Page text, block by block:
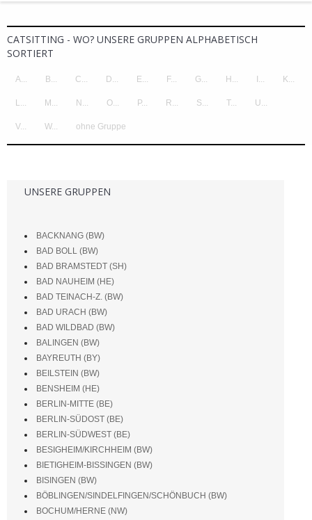
CATSITTING - WO? UNSERE GRUPPEN ALPHABETISCH
SORTIERT
A... B... C... D... E... F... G... H... I... K...
L... M... N... O... P... R... S... T... U...
V... W... ohne Gruppe
UNSERE GRUPPEN
BACKNANG (BW)
BAD BOLL (BW)
BAD BRAMSTEDT (SH)
BAD NAUHEIM (HE)
BAD TEINACH-Z. (BW)
BAD URACH (BW)
BAD WILDBAD (BW)
BALINGEN (BW)
BAYREUTH (BY)
BEILSTEIN (BW)
BENSHEIM (HE)
BERLIN-MITTE (BE)
BERLIN-SÜDOST (BE)
BERLIN-SÜDWEST (BE)
BESIGHEIM/KIRCHHEIM (BW)
BIETIGHEIM-BISSINGEN (BW)
BISINGEN (BW)
BÖBLINGEN/SINDELFINGEN/SCHÖNBUCH (BW)
BOCHUM/HERNE (NW)